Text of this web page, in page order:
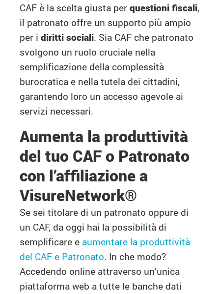
CAF è la scelta giusta per questioni fiscali,
il patronato offre un supporto più ampio
per i diritti sociali. Sia CAF che patronato
svolgono un ruolo cruciale nella
semplificazione della complessità
burocratica e nella tutela dei cittadini,
garantendo loro un accesso agevole ai
servizi necessari.
Aumenta la produttività
del tuo CAF o Patronato
con l’affiliazione a
VisureNetwork®
Se sei titolare di un patronato oppure di
un CAF, da oggi hai la possibilità di
semplificare e aumentare la produttività
del CAF e Patronato. In che modo?
Accedendo online attraverso un’unica
piattaforma web a tutte le banche dati